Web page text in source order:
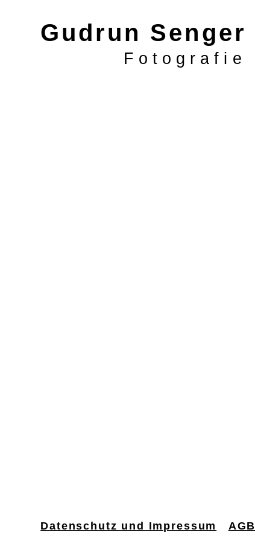
Gudrun Senger
Fotografie
Datenschutz und Impressum AGB